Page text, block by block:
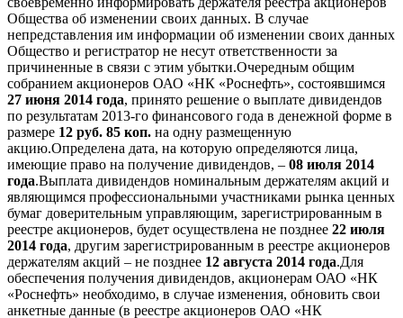
Общества об изменении своих данных. В случае
непредставления им информации об изменении своих данных
Общество и регистратор не несут ответственности за
причиненные в связи с этим убытки.Очередным общим
собранием акционеров ОАО «НК «Роснефть», состоявшимся
27 июня 2014 года, принято решение о выплате дивидендов
по результатам 2013-го финансового года в денежной форме в
размере 12 руб. 85 коп. на одну размещенную
акцию.Определена дата, на которую определяются лица,
имеющие право на получение дивидендов, – 08 июля 2014
года.Выплата дивидендов номинальным держателям акций и
являющимся профессиональными участниками рынка ценных
бумаг доверительным управляющим, зарегистрированным в
реестре акционеров, будет осуществлена не позднее 22 июля
2014 года, другим зарегистрированным в реестре акционеров
держателям акций – не позднее 12 августа 2014 года.Для
обеспечения получения дивидендов, акционерам ОАО «НК
«Роснефть» необходимо, в случае изменения, обновить свои
анкетные данные (в реестре акционеров ОАО «НК